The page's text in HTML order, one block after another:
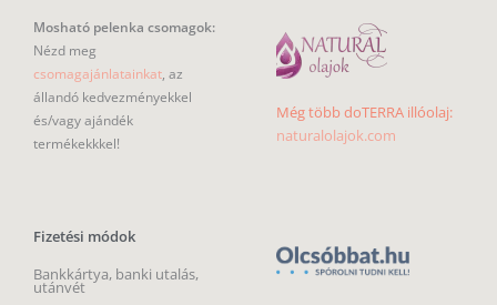
Mosható pelenka csomagok:
Nézd meg
csomagajánlatainkat, az
állandó kedvezményekkel
és/vagy ajándék
termékekkkel!
Fizetési módok
Bankkártya, banki utalás,
utánvét
Még több doTERRA illóolaj:
naturalolajok.com